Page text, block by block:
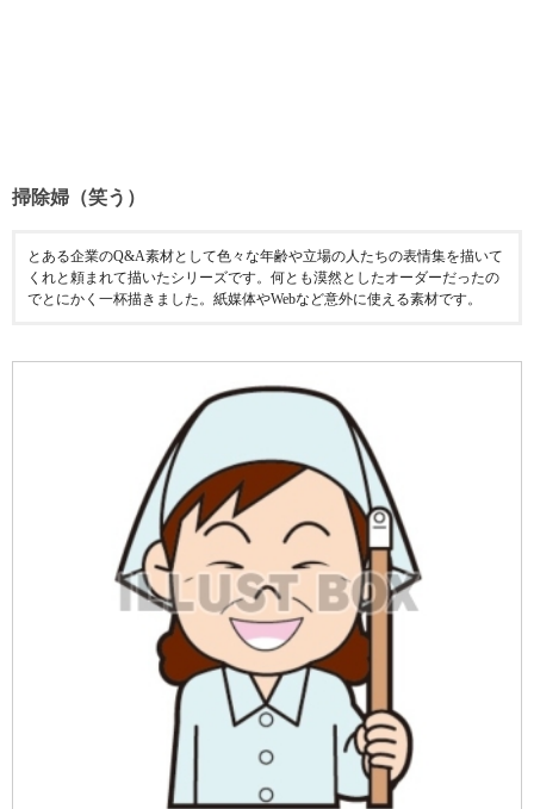
掃除婦（笑う）
とある企業のQ&A素材として色々な年齢や立場の人たちの表情集を描いて
くれと頼まれて描いたシリーズです。何とも漠然としたオーダーだったの
でとにかく一杯描きました。紙媒体やWebなど意外に使える素材です。